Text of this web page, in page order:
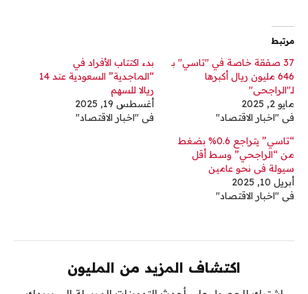
مرتبط
37 صفقة خاصة في "تاسي" بـ
646 مليون ريال أكبرها
لـ"الراجحي"
مايو 2, 2025
في "اخبار الاقتصاد"
بدء اكتتاب الأفراد في
“الماجدية” السعودية عند 14
ريالا للسهم
أغسطس 19, 2025
في "اخبار الاقتصاد"
“تاسي” يتراجع 0.6% بضغط
من “الراجحي” وسط أقل
سيولة في نحو عامين
أبريل 10, 2025
في "اخبار الاقتصاد"
اكتشاف المزيد من المليون